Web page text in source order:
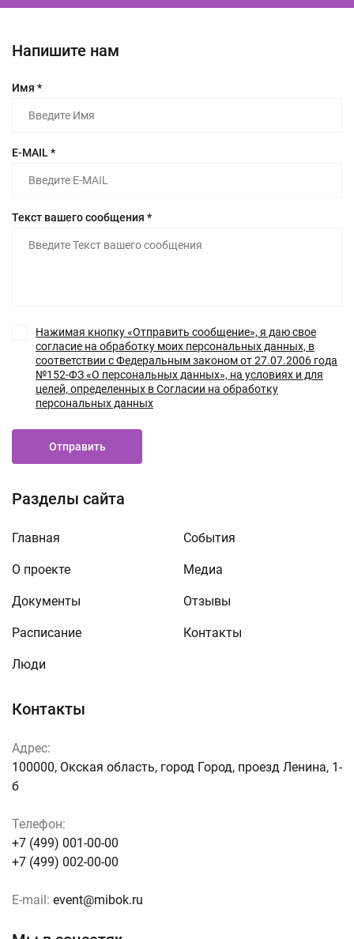
Контакты
Адрес:
100000, Окская область, город Город, проезд Ленина, 1-
б
Телефон:
+7 (499) 001-00-00
+7 (499) 002-00-00
E-mail: event@mibok.ru
Разделы сайта
Главная
О проекте
Документы
Расписание
Люди
События
Медиа
Отзывы
Контакты
Напишите нам
Имя *
E-MAIL *
Текст вашего сообщения *
Нажимая кнопку «Отправить сообщение», я даю свое
согласие на обработку моих персональных данных, в
соответствии с Федеральным законом от 27.07.2006 года
№152-ФЗ «О персональных данных», на условиях и для
целей, определенных в Согласии на обработку
персональных данных
Отправить